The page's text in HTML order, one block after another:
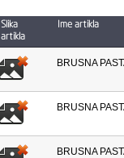
Slika
artikla
Ime artikla
BRUSNA
BRUSNA
BRUSNA